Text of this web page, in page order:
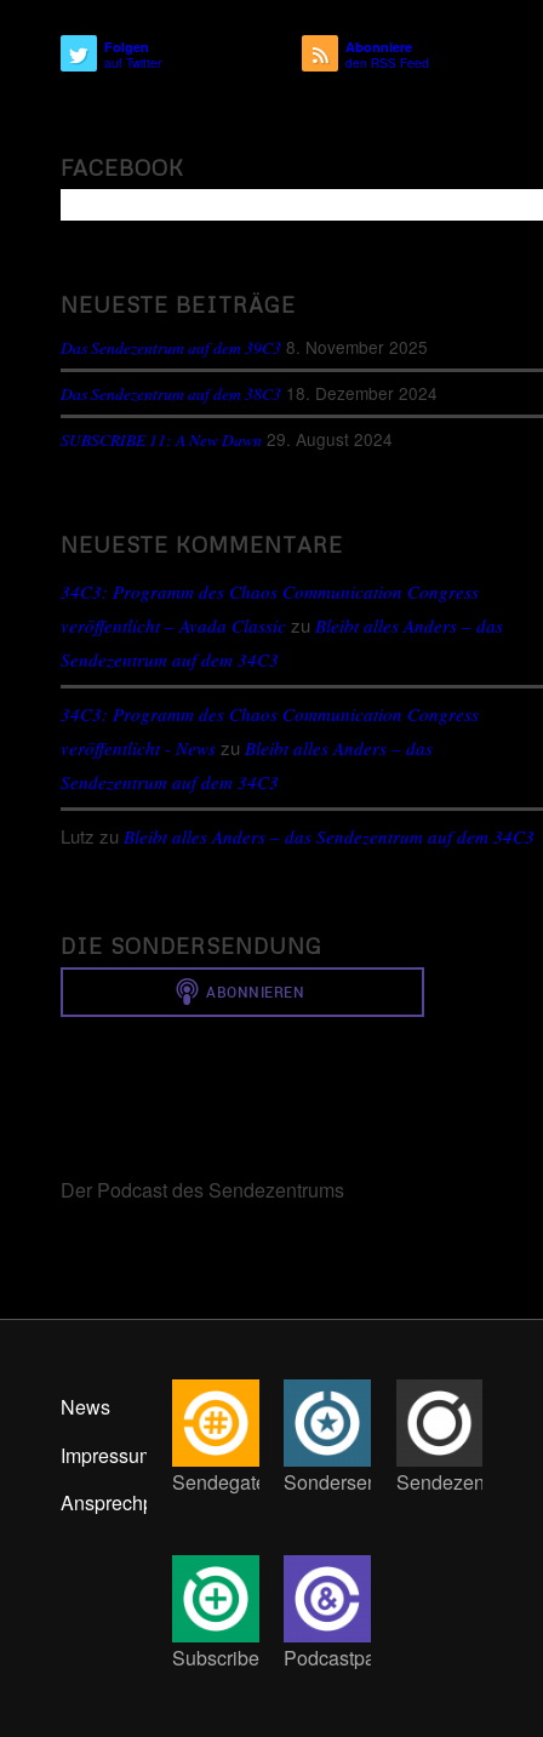
Folgen
auf Twitter
Abonniere
den RSS Feed
FACEBOOK
NEUESTE BEITRÄGE
Das Sendezentrum auf dem 39C3 8. November 2025
Das Sendezentrum auf dem 38C3 18. Dezember 2024
SUBSCRIBE 11: A New Dawn 29. August 2024
NEUESTE KOMMENTARE
34C3: Programm des Chaos Communication Congress
veröffentlicht – Avada Classic zu Bleibt alles Anders – das
Sendezentrum auf dem 34C3
34C3: Programm des Chaos Communication Congress
veröffentlicht - News zu Bleibt alles Anders – das
Sendezentrum auf dem 34C3
Lutz zu Bleibt alles Anders – das Sendezentrum auf dem 34C3
DIE SONDERSENDUNG
Der Podcast des Sendezentrums
News
Impressum
Ansprechpartner:innen
Sendegate
Subscribe
Sondersendung
Podcastpat:innen
Sendezentrum